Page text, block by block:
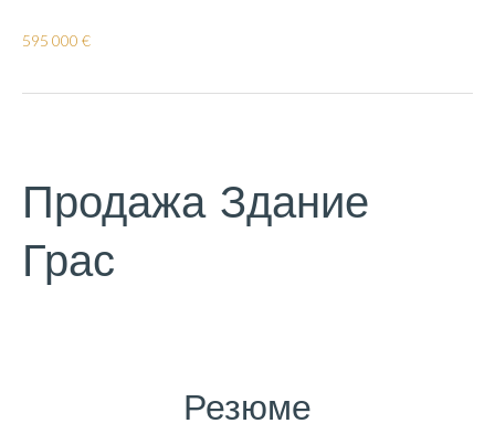
595 000 €
Продажа Здание
Грас
Резюме